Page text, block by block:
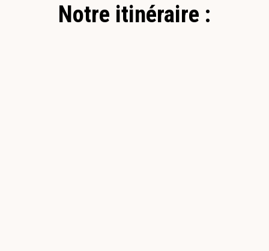
Notre itinéraire :